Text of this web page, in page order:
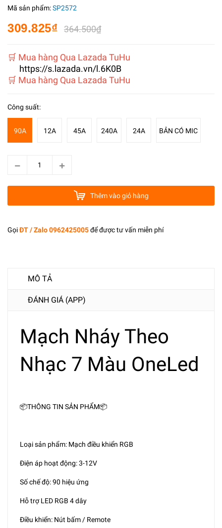
Mã sản phẩm:SP2572
309.825₫ 364.500₫
️🛒 Mua hàng Qua Lazada TuHu
https://s.lazada.vn/l.6K0B
️🛒 Mua hàng Qua Lazada TuHu
Công suất:
90A 12A 45A 240A 24A BẢN CÓ MIC
Thêm vào giỏ hàng
GọiĐT / Zalo 0962425005để được tư vấn miễn phí
MÔ TẢ
ĐÁNH GIÁ (APP)
Mạch Nháy Theo
Nhạc 7 Màu OneLed
📦THÔNG TIN SẢN PHẨM📦
Loại sản phẩm: Mạch điều khiển RGB
Điện áp hoạt động: 3-12V
Số chế độ: 90 hiệu ứng
Hỗ trợ LED RGB 4 dây
Điều khiển: Nút bấm / Remote